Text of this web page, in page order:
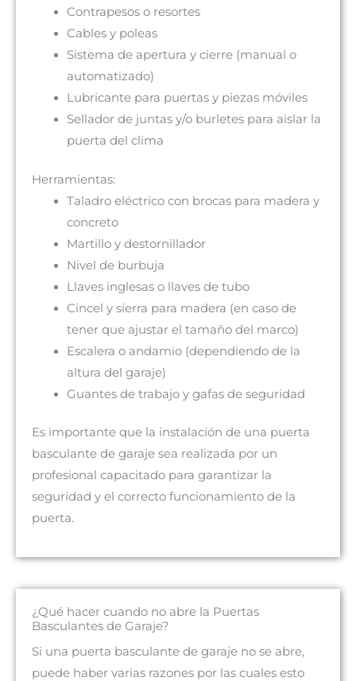
Contrapesos o resortes
Cables y poleas
Sistema de apertura y cierre (manual o
automatizado)
Lubricante para puertas y piezas móviles
Sellador de juntas y/o burletes para aislar la
puerta del clima
Herramientas:
Taladro eléctrico con brocas para madera y
concreto
Martillo y destornillador
Nivel de burbuja
Llaves inglesas o llaves de tubo
Cincel y sierra para madera (en caso de
tener que ajustar el tamaño del marco)
Escalera o andamio (dependiendo de la
altura del garaje)
Guantes de trabajo y gafas de seguridad
Es importante que la instalación de una puerta
basculante de garaje sea realizada por un
profesional capacitado para garantizar la
seguridad y el correcto funcionamiento de la
puerta.
¿Qué hacer cuando no abre la Puertas
Basculantes de Garaje?
Si una puerta basculante de garaje no se abre,
puede haber varias razones por las cuales esto